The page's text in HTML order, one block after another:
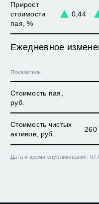
Прирост
стоимости
пая, %
0,44
Ежедневное
Показатель
Стоимость пая,
руб.
Стоимость чистых
активов, руб.
260
Дата и время опубликования: